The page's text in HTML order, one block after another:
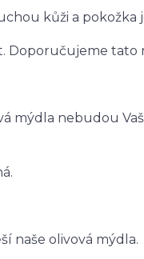
kůži a pokožka
Doporučujeme tato
mýdla nebudou
naše olivová mýdla.